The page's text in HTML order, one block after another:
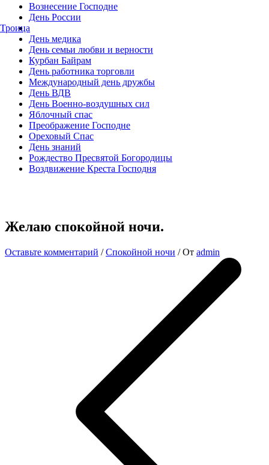
Вознесение Господне
День России
Троица
День медика
День семьи любви и верности
Курбан Байрам
День работника торговли
Международный день дружбы
День ВДВ
День Военно-воздушных сил
Яблочный спас
Преображение Господне
Ореховый Спас
День знаний
Рождество Пресвятой Богородицы
Воздвижение Креста Господня
Желаю спокойной ночи.
Оставьте комментарий /Спокойной ночи / От admin